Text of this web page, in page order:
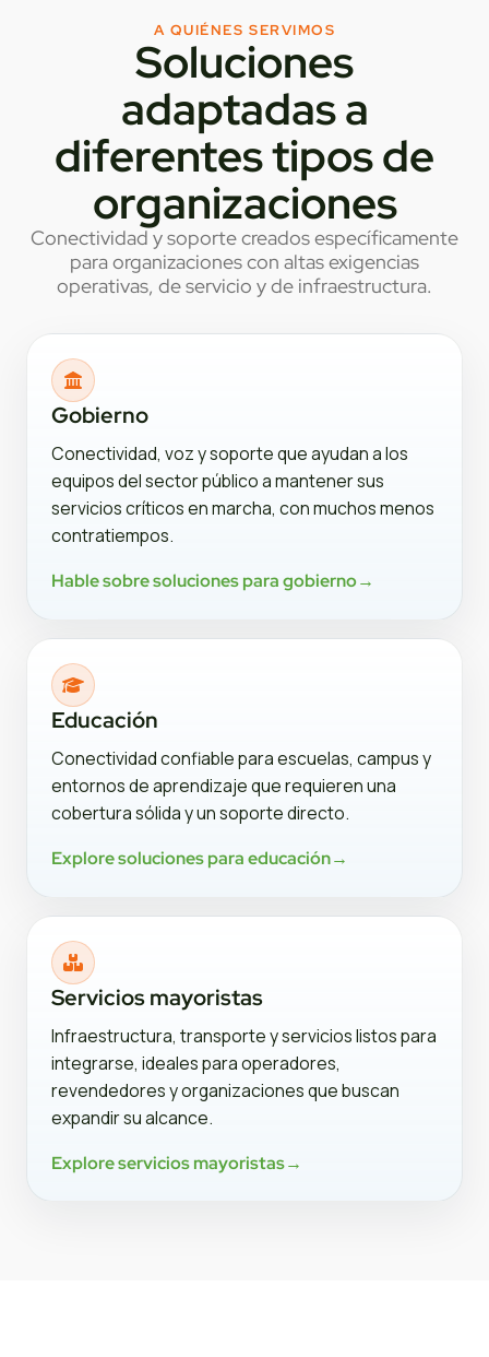
A QUIÉNES SERVIMOS
Soluciones
adaptadas a
diferentes tipos de
organizaciones
Conectividad y soporte creados específicamente
para organizaciones con altas exigencias
operativas, de servicio y de infraestructura.
Gobierno
Conectividad, voz y soporte que ayudan a los
equipos del sector público a mantener sus
servicios críticos en marcha, con muchos menos
contratiempos.
Hable sobre soluciones para gobierno→
Educación
Conectividad confiable para escuelas, campus y
entornos de aprendizaje que requieren una
cobertura sólida y un soporte directo.
Explore soluciones para educación→
Servicios mayoristas
Infraestructura, transporte y servicios listos para
integrarse, ideales para operadores,
revendedores y organizaciones que buscan
expandir su alcance.
Explore servicios mayoristas→